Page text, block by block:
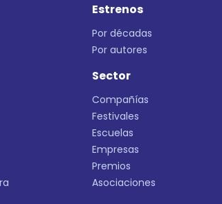
Estrenos
Por décadas
Por autores
Sector
Compañías
Festivales
Escuelas
Empresas
Premios
Asociaciones